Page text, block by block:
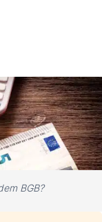
BGB?